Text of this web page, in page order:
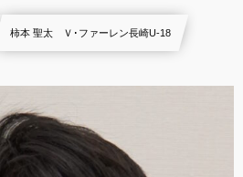
柿本 聖太 Ｖ･ファーレン長崎U-18